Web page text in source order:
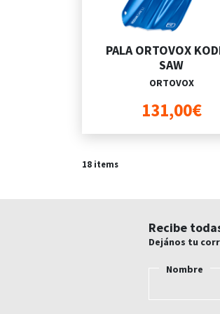
PALA ORTOVOX
SAW
ORTOVOX
131,00€
18 items
Recibe
Dejános tu
Nombre